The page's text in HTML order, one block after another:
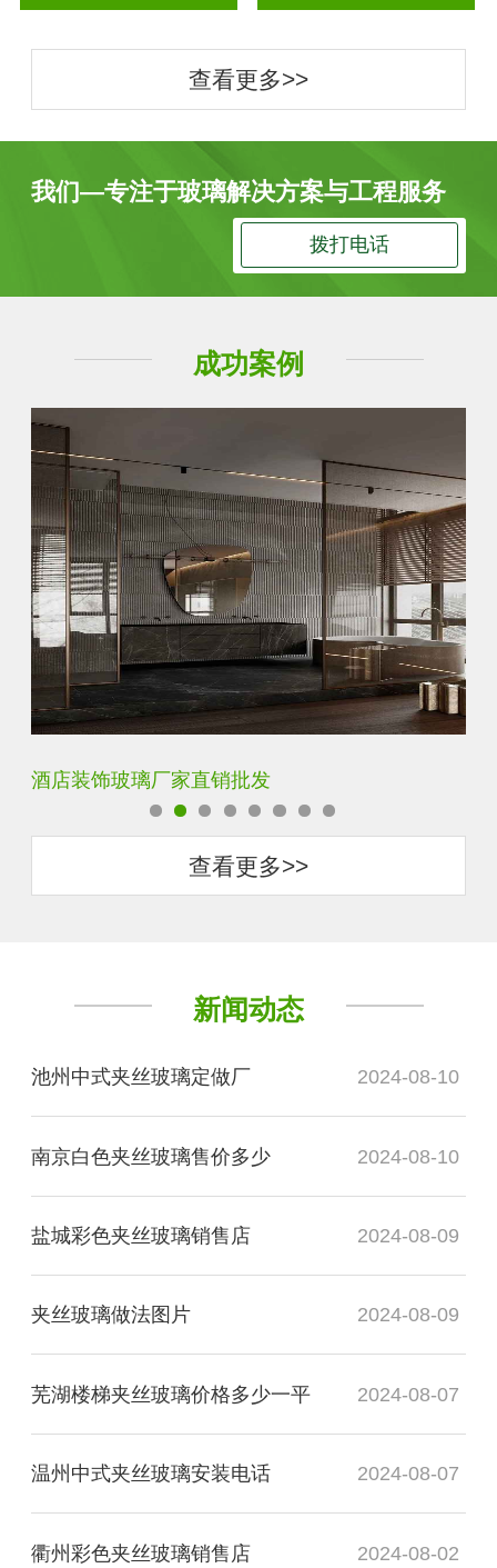
查看更多>>
我们—专注于玻璃解决方案与工程服务
拨打电话
成功案例
玻璃砖厂家直销批发
查看更多>>
新闻动态
池州中式夹丝玻璃定做厂 2024-08-10
南京白色夹丝玻璃售价多少 2024-08-10
盐城彩色夹丝玻璃销售店 2024-08-09
夹丝玻璃做法图片 2024-08-09
芜湖楼梯夹丝玻璃价格多少一平 2024-08-07
温州中式夹丝玻璃安装电话 2024-08-07
衢州彩色夹丝玻璃销售店 2024-08-02